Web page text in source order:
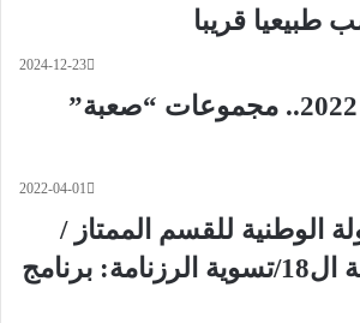
قريبا
2024-12-23
قرعة مونديال 2022.. مجموعات “صعبة”
2022-04-01
الوطنية للقسم الممتاز /
سيدات/: الجولة ال18/تسوية الرزنامة: برنامج